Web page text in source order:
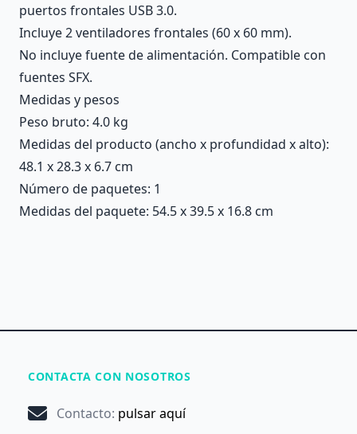
puertos frontales USB 3.0.
Incluye 2 ventiladores frontales (60 x 60 mm).
No incluye fuente de alimentación. Compatible con
fuentes SFX.
Medidas y pesos
Peso bruto: 4.0 kg
Medidas del producto (ancho x profundidad x alto):
48.1 x 28.3 x 6.7 cm
Número de paquetes: 1
Medidas del paquete: 54.5 x 39.5 x 16.8 cm
CONTACTA CON NOSOTROS
Contacto: pulsar aquí